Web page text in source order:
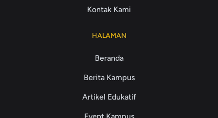
Kontak Kami
HALAMAN
Beranda
Berita Kampus
Artikel Edukatif